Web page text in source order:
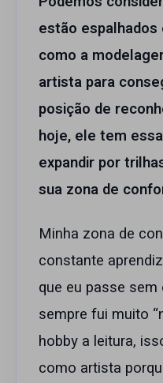
estão
como a
artista para
posição de
hoje, ele tem
expandir por
sua zona de
Minha zona de
constante
que eu passe sem
sempre fui muito
hobby a leitura,
como artista